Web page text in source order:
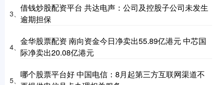
3、
借钱炒股配资平台 共达电声：公司及控股子公司未发生
逾期担保
4、
金华股票配资 南向资金今日净卖出55.89亿港元 中芯国
际净卖出20.08亿港元
5、
哪个股票平台好 中国电信：8月起第三方互联网渠道不